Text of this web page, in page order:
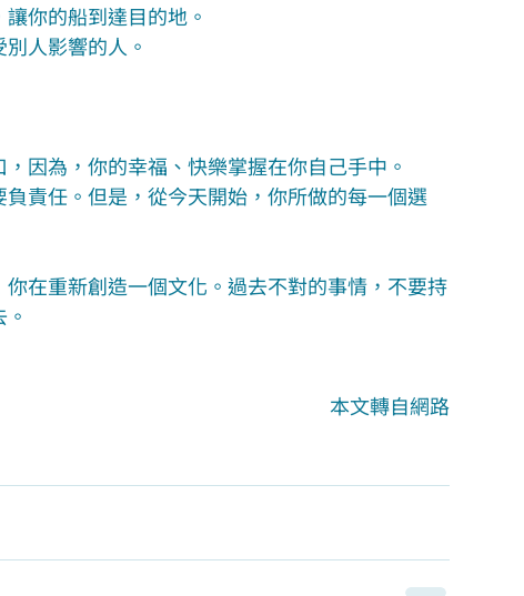
你的船到達目的地。
人影響的人。
因為，你的幸福、快樂掌握在你自己手中。
責任。但是，從今天開始，你所做的每一個選
在重新創造一個文化。過去不對的事情，不要持
本文轉自網路